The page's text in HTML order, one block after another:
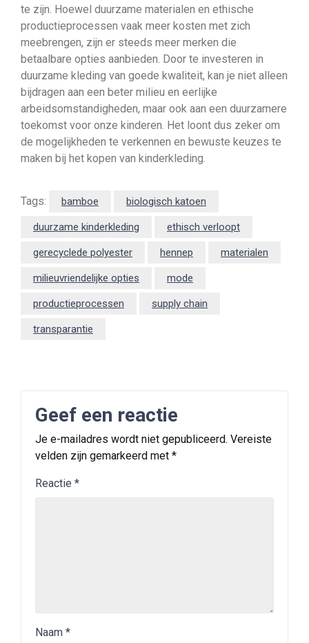
te zijn. Hoewel duurzame materialen en ethische
productieprocessen vaak meer kosten met zich
meebrengen, zijn er steeds meer merken die
betaalbare opties aanbieden. Door te investeren in
duurzame kleding van goede kwaliteit, kan je niet alleen
bijdragen aan een beter milieu en eerlijke
arbeidsomstandigheden, maar ook aan een duurzamere
toekomst voor onze kinderen. Het loont dus zeker om
de mogelijkheden te verkennen en bewuste keuzes te
maken bij het kopen van kinderkleding.
Tags: bamboe biologisch katoen
duurzame kinderkleding ethisch verloopt
gerecyclede polyester hennep materialen
milieuvriendelijke opties mode
productieprocessen supply chain
transparantie
Geef een reactie
Je e-mailadres wordt niet gepubliceerd. Vereiste
velden zijn gemarkeerd met *
Reactie *
Naam *